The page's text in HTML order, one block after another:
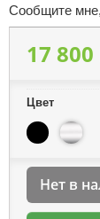
Сообщите мне,
17 800
Цвет
Нет в